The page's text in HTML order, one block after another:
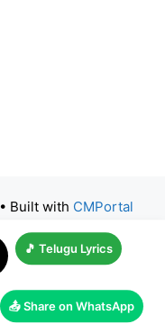
• Built with CMPortal
🎵 Telugu Lyrics
📤 Share on WhatsApp